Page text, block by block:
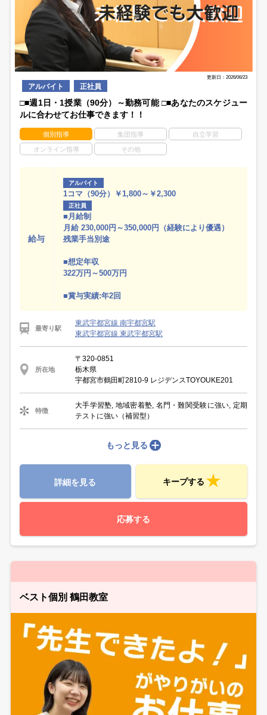
更新日：2026/06/23
アルバイト 正社員
□■週1日・1授業（90分）～勤務可能 □■あなたのスケジュー
ルに合わせてお仕事できます！！
個別指導 集団指導 自立学習
オンライン指導 その他
給与
アルバイト
1コマ（90分）￥1,800～￥2,300
正社員
■月給制
月給 230,000円～350,000円（経験により優遇）
残業手当別途
■想定年収
322万円～500万円
■賞与実績:年2回
最寄り駅
東武宇都宮線 南宇都宮駅
東武宇都宮線 東武宇都宮駅
所在地
〒320-0851
栃木県
宇都宮市鶴田町2810-9 レジデンスTOYOUKE201
特徴
大手学習塾, 地域密着塾, 名門・難関受験に強い, 定期
テストに強い（補習型）
もっと見る
詳細を見る キープする
応募する
ベスト個別 鶴田教室